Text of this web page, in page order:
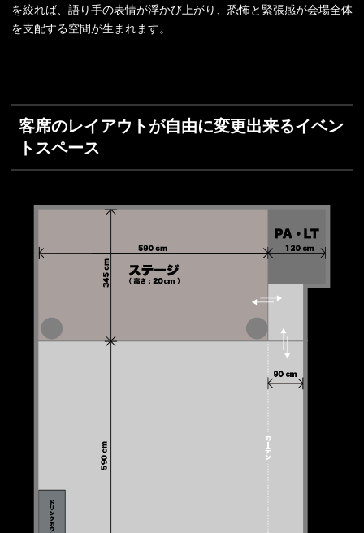
を絞れば、語り手の表情が浮かび上がり、恐怖と緊張感が会場全体
を支配する空間が生まれます。
客席のレイアウトが自由に変更出来るイベン
トスペース